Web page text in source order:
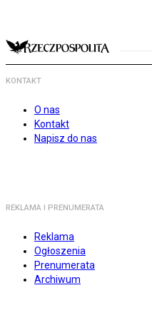
KONTAKT
O nas
Kontakt
Napisz do nas
REKLAMA I PRENUMERATA
Reklama
Ogłoszenia
Prenumerata
Archiwum